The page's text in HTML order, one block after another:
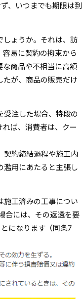
、いつまでも期限は到
しょうか。それは、訪
易に契約の拘束から
商品や不相当に高額
たが、商品の販売だけ
受注した場合、特段の
ば、消費者は、クー
契約締結過程や施工内
濫用にあたると主張し
施工済みの工事につい
合には、その返還を要
になります（同条7